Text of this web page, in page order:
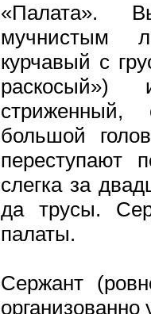
«Палата».
мучнистым
курчавый с
раскосый»)
стриженный,
большой
переступают
слегка за
да трусы.
палаты.
Сержант